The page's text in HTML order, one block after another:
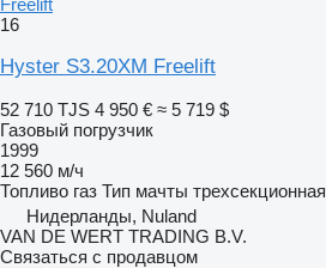
Freelift
16
Hyster S3.20XM Freelift
52 710 TJS 4 950 € ≈ 5 719 $
Газовый погрузчик
1999
12 560 м/ч
Топливо газ Тип мачты трехсекционная
Нидерланды, Nuland
VAN DE WERT TRADING B.V.
Связаться с продавцом